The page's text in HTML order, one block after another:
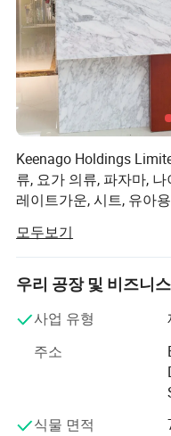
Keenago Holdings
류, 요가 의류, 파자마,
레이트가운, 시트, 유아
복, 풀오버, 스커트, RAID
기기, 신생아 선물 세트,
버프, 툴레, 애완견 반다
우리 공장은 2003년에
보유하고 있습니다.
주요 고객으로는
모두보기
우리 공장 및 비즈니
사업 유형
주소
식물 면적